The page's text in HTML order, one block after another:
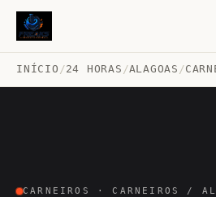
INÍCIO /24 HORAS /ALAGOAS /
CARNEIROS · CARNEIROS /